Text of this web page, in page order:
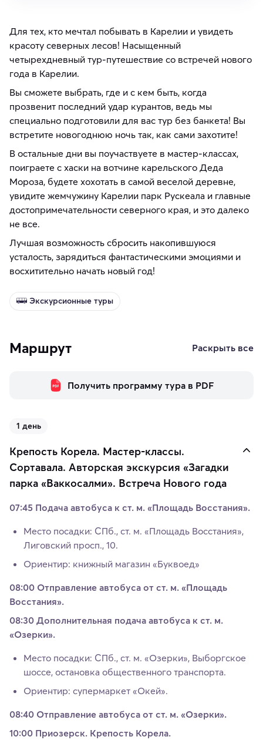
Для тех, кто мечтал побывать в Карелии и увидеть
красоту северных лесов! Насыщенный
четырехдневный тур-путешествие со встречей нового
года в Карелии.
Вы сможете выбрать, где и с кем быть, когда
прозвенит последний удар курантов, ведь мы
специально подготовили для вас тур без банкета! Вы
встретите новогоднюю ночь так, как сами захотите!
В остальные дни вы поучаствуете в мастер-классах,
поиграете с хаски на вотчине карельского Деда
Мороза, будете хохотать в самой веселой деревне,
увидите жемчужину Карелии парк Рускеала и главные
достопримечательности северного края, и это далеко
не все.
Лучшая возможность сбросить накопившуюся
усталость, зарядиться фантастическими эмоциями и
восхитительно начать новый год!
Экскурсионные туры
Маршрут Раскрыть все
Получить программу тура в PDF
1 день
Крепость Корела. Мастер-классы.
Сортавала. Авторская экскурсия «Загадки
парка «Ваккосалми». Встреча Нового года
07:45 Подача автобуса к ст. м. «Площадь Восстания».
Место посадки: СПб., ст. м. «Площадь Восстания»,
Лиговский просп., 10.
Ориентир: книжный магазин «Буквоед»
08:00 Отправление автобуса от ст. м. «Площадь
Восстания».
08:30 Дополнительная подача автобуса к ст. м.
«Озерки».
Место посадки: СПб., ст. м. «Озерки», Выборгское
шоссе, остановка общественного транспорта.
Ориентир: супермаркет «Окей».
08:40 Отправление автобуса от ст. м. «Озерки».
10:00 Приозерск. Крепость Корела.